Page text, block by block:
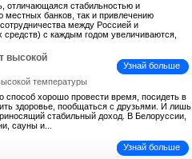
отличающаяся стабильностью и
местных банков, так и привлечению
между Россией и
с каждым годом увеличиваются,
Узнай больше
высокой
хорошо провести время, посидеть в
здоровье, пообщаться с друзьями. И лишь
стабильный доход. В Белоруссии,
сауны и...
Узнай больше